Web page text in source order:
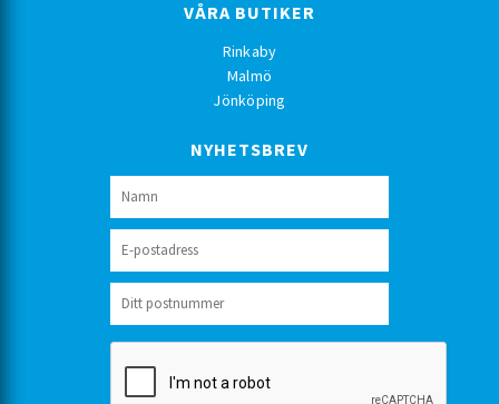
VÅRA BUTIKER
Rinkaby
Malmö
Jönköping
NYHETSBREV